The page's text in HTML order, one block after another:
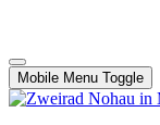
Mobile Menu Toggle